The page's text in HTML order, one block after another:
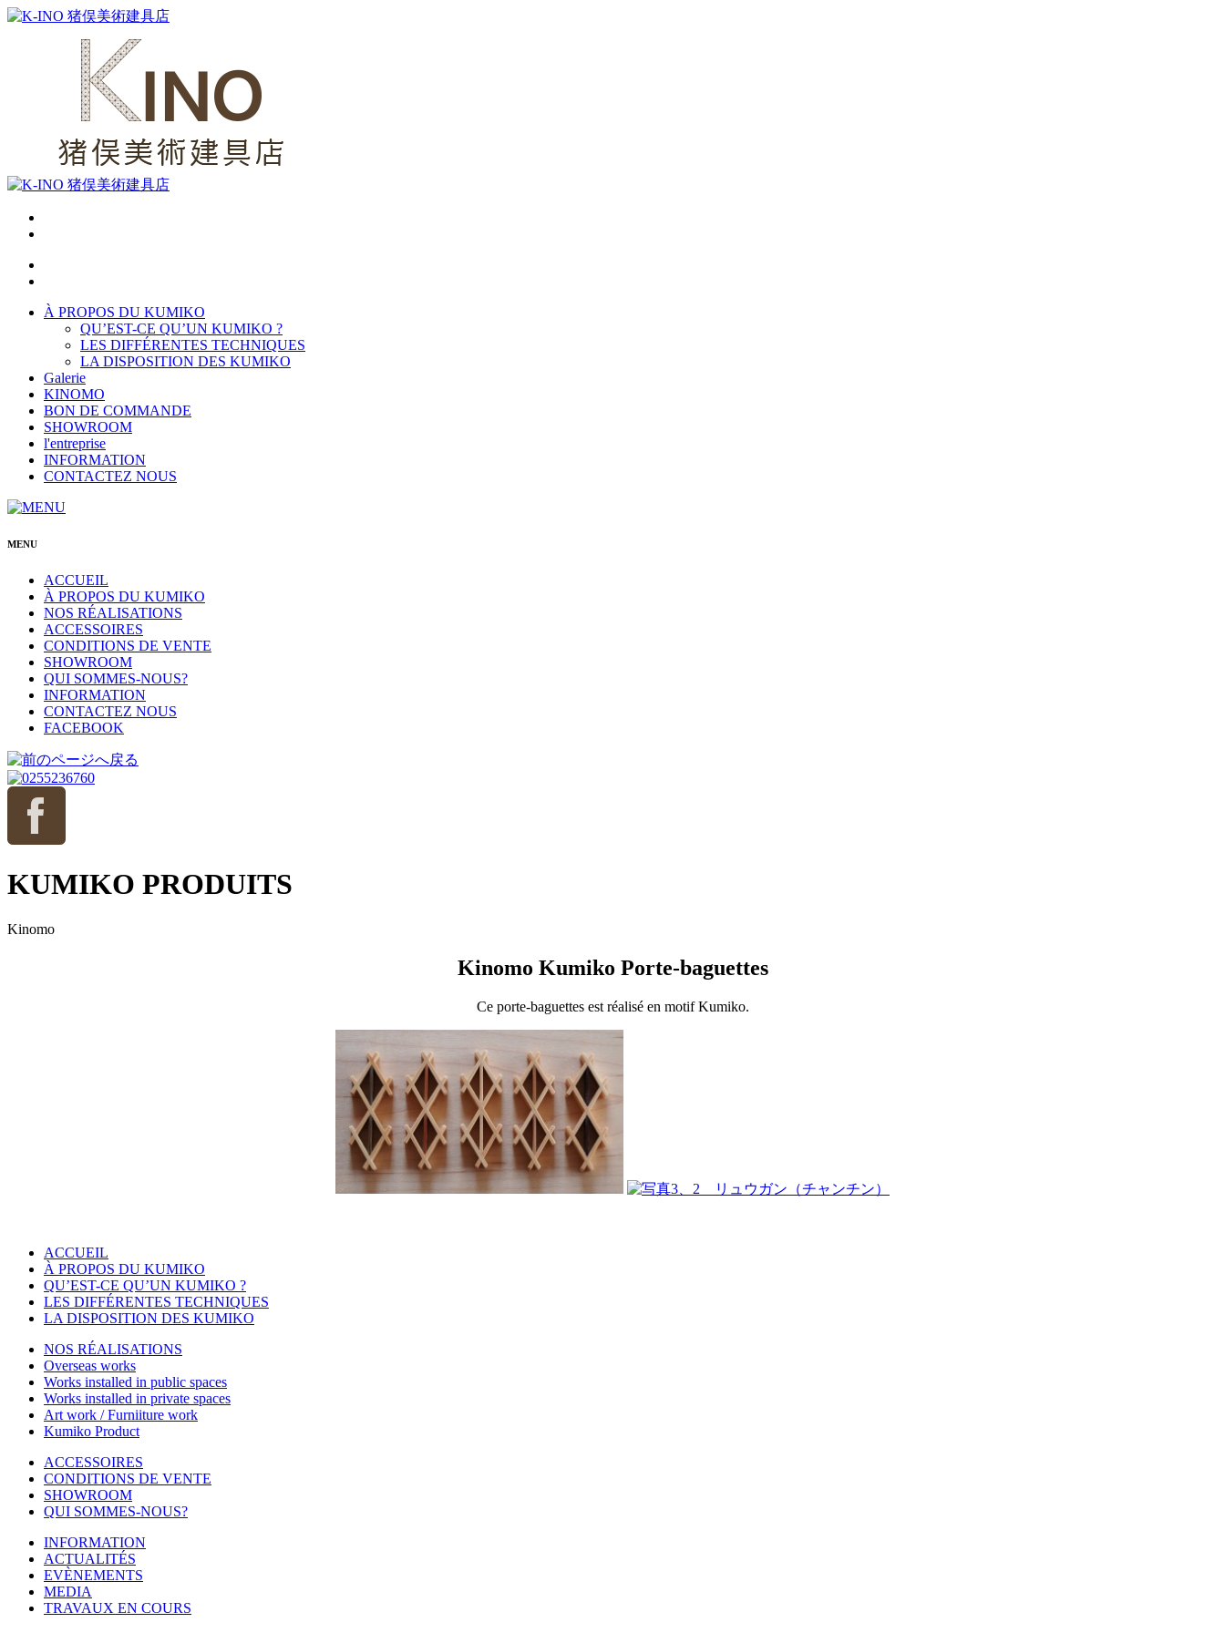
À PROPOS DU KUMIKO
QU’EST-CE QU’UN KUMIKO ?
LES DIFFÉRENTES TECHNIQUES
LA DISPOSITION DES KUMIKO
Galerie
KINOMO
BON DE COMMANDE
SHOWROOM
l'entreprise
INFORMATION
CONTACTEZ NOUS
MENU
ACCUEIL
À PROPOS DU KUMIKO
NOS RÉALISATIONS
ACCESSOIRES
CONDITIONS DE VENTE
SHOWROOM
QUI SOMMES-NOUS?
INFORMATION
CONTACTEZ NOUS
FACEBOOK
KUMIKO PRODUITS
Kinomo
Kinomo Kumiko Porte-baguettes
Ce porte-baguettes est réalisé en motif Kumiko.
ACCUEIL
À PROPOS DU KUMIKO
QU’EST-CE QU’UN KUMIKO ?
LES DIFFÉRENTES TECHNIQUES
LA DISPOSITION DES KUMIKO
NOS RÉALISATIONS
Overseas works
Works installed in public spaces
Works installed in private spaces
Art work / Furniiture work
Kumiko Product
ACCESSOIRES
CONDITIONS DE VENTE
SHOWROOM
QUI SOMMES-NOUS?
INFORMATION
ACTUALITÉS
EVÈNEMENTS
MEDIA
TRAVAUX EN COURS